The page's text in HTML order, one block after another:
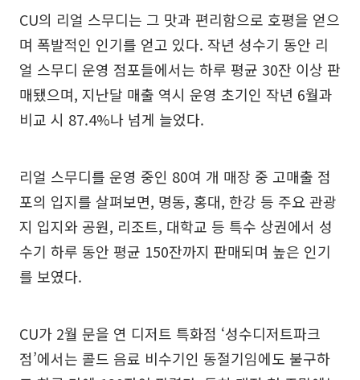
CU의 리얼 스무디는 그 맛과 편리함으로 호평을 얻으
며 폭발적인 인기를 얻고 있다. 작년 성수기 동안 리
얼 스무디 운영 점포들에서는 하루 평균 30잔 이상 판
매됐으며, 지난달 매출 역시 운영 초기인 작년 6월과
비교 시 87.4%나 넘게 늘었다.
리얼 스무디를 운영 중인 80여 개 매장 중 고매출 점
포의 입지를 살펴보면, 명동, 홍대, 한강 등 주요 관광
지 입지와 공원, 리조트, 대학교 등 특수 상권에서 성
수기 하루 동안 평균 150잔까지 판매되며 높은 인기
를 보였다.
CU가 2월 문을 연 디저트 특화점 ‘성수디저트파크
점’에서는 콜드 음료 비수기인 동절기임에도 불구하